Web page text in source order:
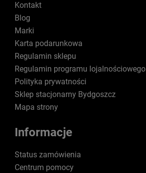
Kontakt
Blog
Marki
Karta podarunkowa
Regulamin sklepu
Regulamin programu lojalnościowego
Polityka prywatności
Sklep stacjonarny Bydgoszcz
Mapa strony
Informacje
Status zamówienia
Centrum pomocy